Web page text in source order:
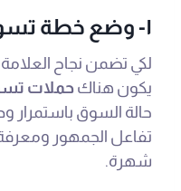
١- وضع خطة تسويقية:
لكي تضمن نجاح العلامة
يكون هناك حملات
حالة السوق باستمرار
تفاعل الجمهور ومعرفة
شهرة.